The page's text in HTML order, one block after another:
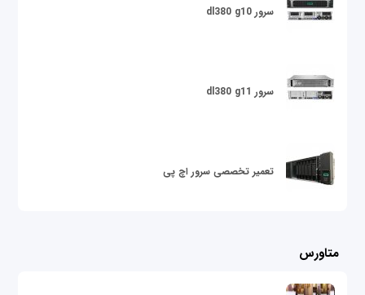
سرور dl380 g10
سرور dl380 g11
تعمیر تخصصی سرور اچ پی
متاورس